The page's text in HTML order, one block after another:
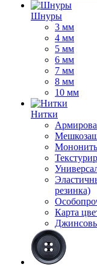
Шнуры
3 мм
4 мм
5 мм
6 мм
7 мм
8 мм
10 мм
Нитки
Мононить
резинка)
Карта